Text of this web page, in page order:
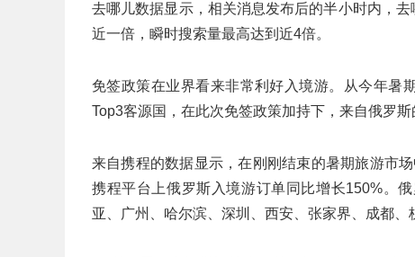
去哪儿数据显示，相关消息发布后的半小时内，
近一倍，瞬时搜索量最高达到近4倍。
免签政策在业界看来非常利好入境游。从今年暑
Top3客源国，在此次免签政策加持下，来自俄罗斯
来自携程的数据显示，在刚刚结束的暑期旅游市
携程平台上俄罗斯入境游订单同比增长150%。
亚、广州、哈尔滨、深圳、西安、张家界、成都、